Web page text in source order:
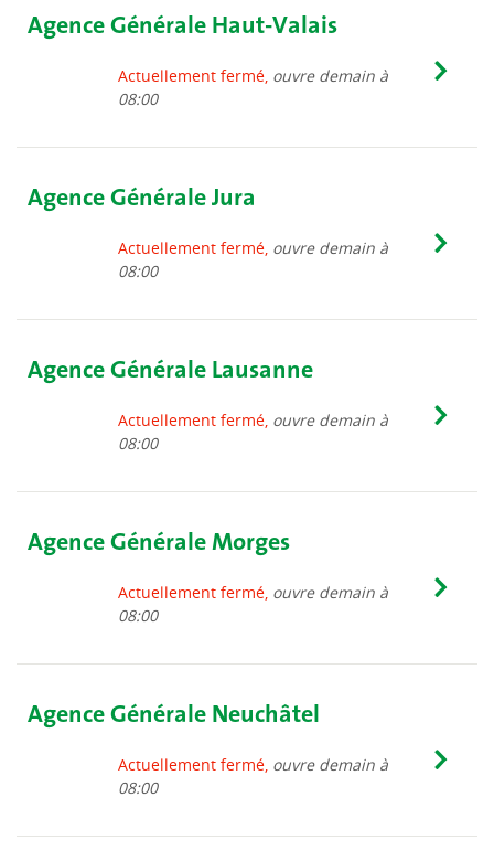
Agence Générale Haut-Valais
Actuellement fermé, ouvre demain à
08:00
Agence Générale Jura
Actuellement fermé, ouvre demain à
08:00
Agence Générale Lausanne
Actuellement fermé, ouvre demain à
08:00
Agence Générale Morges
Actuellement fermé, ouvre demain à
08:00
Agence Générale Neuchâtel
Actuellement fermé, ouvre demain à
08:00